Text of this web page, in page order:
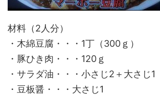
材料（2人分）
・木綿豆腐・・・1丁（300ｇ）
・豚ひき肉・・・120ｇ
・サラダ油・・・小さじ2＋大さじ1
・豆板醤・・・大さじ1